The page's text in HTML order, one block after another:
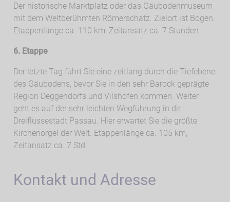
Der historische Marktplatz oder das Gäubodenmuseum
mit dem Weltberühmten Römerschatz. Zielort ist Bogen.
Etappenlänge ca. 110 km, Zeitansatz ca. 7 Stunden
6. Etappe
Der letzte Tag führt Sie eine zeitlang durch die Tiefebene
des Gäubodens, bevor Sie in den sehr Barock geprägte
Region Deggendorfs und Vilshofen kommen. Weiter
geht es auf der sehr leichten Wegführung in dir
Dreiflüssestadt Passau. Hier erwartet Sie die größte
Kirchenorgel der Welt. Etappenlänge ca. 105 km,
Zeitansatz ca. 7 Std.
Kontakt und Adresse